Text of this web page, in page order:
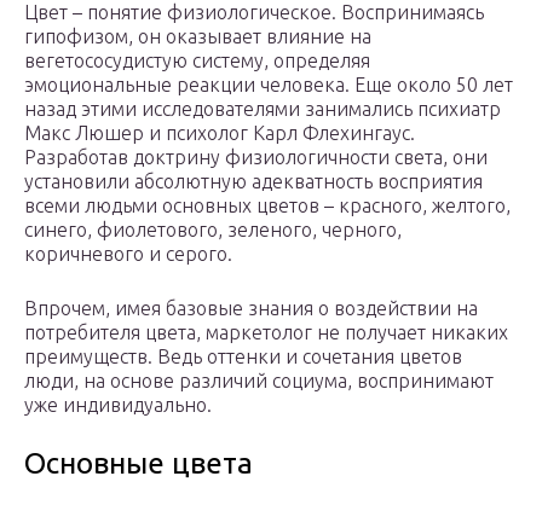
Цвет – понятие физиологическое. Воспринимаясь
гипофизом, он оказывает влияние на
вегетососудистую систему, определяя
эмоциональные реакции человека. Еще около 50 лет
назад этими исследователями занимались психиатр
Макс Люшер и психолог Карл Флехингаус.
Разработав доктрину физиологичности света, они
установили абсолютную адекватность восприятия
всеми людьми основных цветов – красного, желтого,
синего, фиолетового, зеленого, черного,
коричневого и серого.
Впрочем, имея базовые знания о воздействии на
потребителя цвета, маркетолог не получает никаких
преимуществ. Ведь оттенки и сочетания цветов
люди, на основе различий социума, воспринимают
уже индивидуально.
Основные цвета